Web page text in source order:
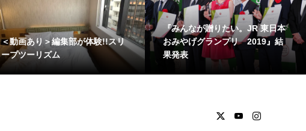
＜動画あり＞編集部が体験!!スリ
ープツーリズム
『みんなが贈りたい。JR 東日本
おみやげグランプリ 2019』結
果発表